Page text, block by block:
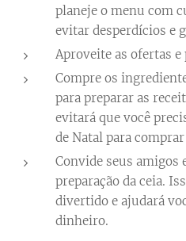
planeje o menu com
evitar desperdícios e
Aproveite as ofertas e
Compre os
para preparar as
evitará que você
de Natal para
Convide seus amigos
preparação da ceia.
divertido e ajudará
dinheiro.